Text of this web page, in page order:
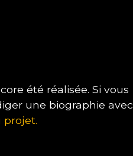
été réalisée. Si vous
une biographie avec
projet.